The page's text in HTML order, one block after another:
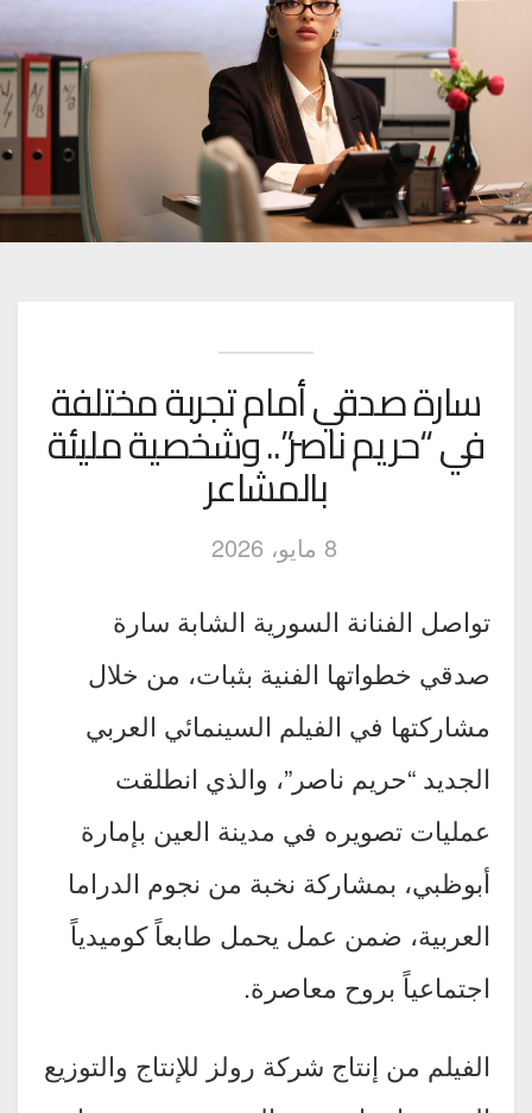
سارة صدقي أمام تجربة مختلفة
في “حريم ناصر”.. وشخصية مليئة
بالمشاعر
8 مايو، 2026
تواصل الفنانة السورية الشابة سارة
صدقي خطواتها الفنية بثبات، من خلال
مشاركتها في الفيلم السينمائي العربي
الجديد “حريم ناصر”، والذي انطلقت
عمليات تصويره في مدينة العين بإمارة
أبوظبي، بمشاركة نخبة من نجوم الدراما
العربية، ضمن عمل يحمل طابعاً كوميدياً
اجتماعياً بروح معاصرة.
الفيلم من إنتاج شركة رولز للإنتاج والتوزيع